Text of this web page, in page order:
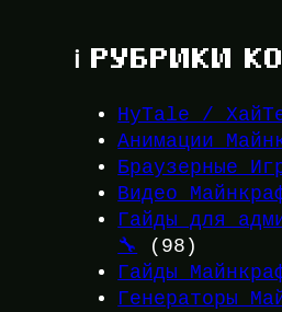
ℹ️ РУБРИКИ
HyTale /
Анимации
Браузерные
Видео
Гайды для
🔧
(98)
Гайды
Генераторы